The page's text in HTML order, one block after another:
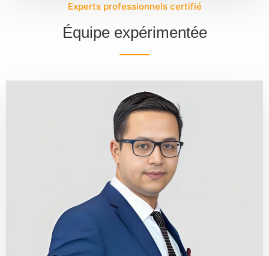
Experts professionnels certifié
Équipe expérimentée